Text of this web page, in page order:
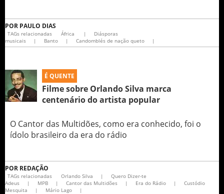
POR PAULO DIAS
TAGs relacionadas África |
Diásporas
musicais
| Banto | Candomblés de nação queto |
É QUENTE
Filme sobre Orlando Silva marca
centenário do artista popular
O Cantor das Multidões, como era conhecido, foi o
ídolo brasileiro da era do rádio
POR REDAÇÃO
TAGs relacionadas Orlando Silva |
Quero Dizer-te
Adeus
| MPB | Cantor das Multidões | Era do Rádio |
Custódio
Mesquita
| Mário Lago |